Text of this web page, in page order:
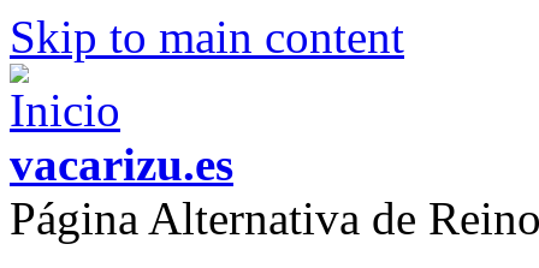
Skip to main content
vacarizu.es
Página Alternativa de